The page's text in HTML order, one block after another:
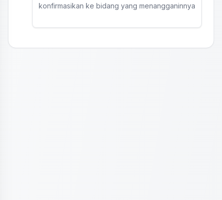
konfirmasikan ke bidang yang menangganinnya